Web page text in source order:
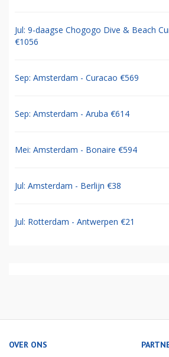
Jul: 9-daagse Chogogo Dive & Beach
€1056
Sep: Amsterdam - Curacao €569
Sep: Amsterdam - Aruba €614
Mei: Amsterdam - Bonaire €594
Jul: Amsterdam - Berlijn €38
Jul: Rotterdam - Antwerpen €21
OVER ONS